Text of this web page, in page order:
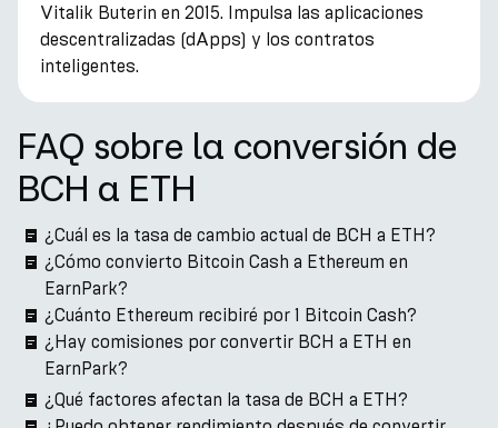
Vitalik Buterin en 2015. Impulsa las aplicaciones
descentralizadas (dApps) y los contratos
inteligentes.
FAQ sobre la conversión de
BCH a ETH
¿Cuál es la tasa de cambio actual de BCH a ETH?
¿Cómo convierto Bitcoin Cash a Ethereum en
EarnPark?
¿Cuánto Ethereum recibiré por 1 Bitcoin Cash?
¿Hay comisiones por convertir BCH a ETH en
EarnPark?
¿Qué factores afectan la tasa de BCH a ETH?